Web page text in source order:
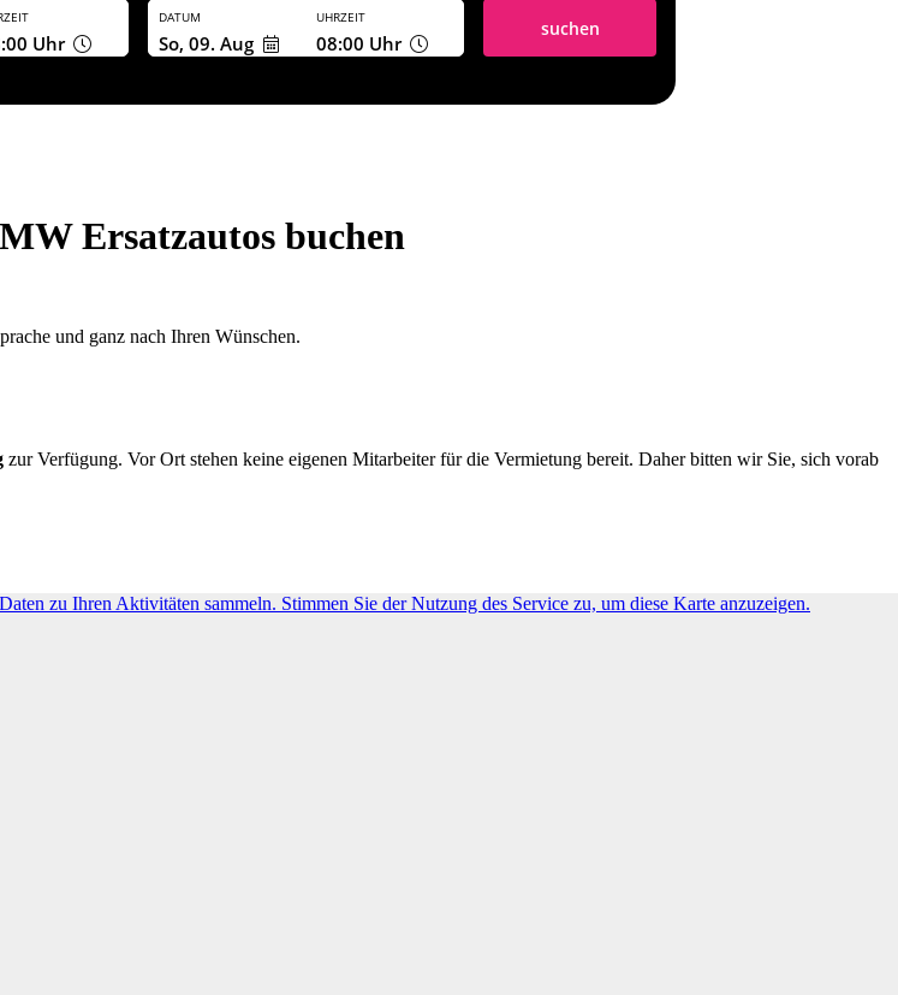
Uhr
DATUM
So, 09. Aug
UHRZEIT
08:00 Uhr
suchen
Ersatzautos buchen
und ganz nach Ihren Wünschen.
zur Verfügung. Vor Ort stehen keine eigenen Mitarbeiter für die Vermietung bereit. Daher bitten wir Sie, sich vorab
zu Ihren Aktivitäten sammeln. Stimmen Sie der Nutzung des Service zu, um diese Karte anzuzeigen.